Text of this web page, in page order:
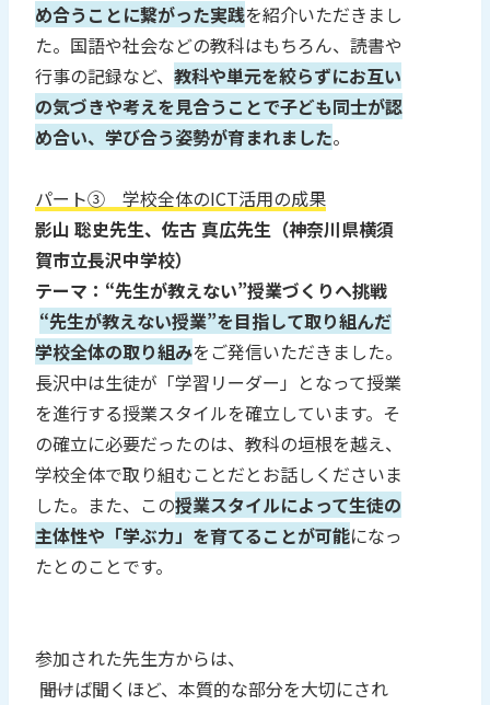
め合うことに繋がった実践を紹介いただきまし
た。国語や社会などの教科はもちろん、読書や
行事の記録など、 教科や単元を絞らずにお互い
の気づきや考えを見合うことで子ども同士が認
め合い、学び合う姿勢が育まれました。
パート③ 学校全体のICT活用の成果
影山 聡史先生、佐古 真広先生（神奈川県横須
賀市立長沢中学校）
テーマ：“先生が教えない”授業づくりへ挑戦
“先生が教えない授業”を目指して取り組んだ
学校全体の取り組みをご発信いただきました。
長沢中は生徒が「学習リーダー」となって授業
を進行する授業スタイルを確立しています。そ
の確立に必要だったのは、教科の垣根を越え、
学校全体で取り組むことだとお話しくださいま
した。また、この授業スタイルによって生徒の
主体性や「学ぶ力」を育てることが可能になっ
たとのことです。
参加された先生方からは、
――聞けば聞くほど、本質的な部分を大切にされ